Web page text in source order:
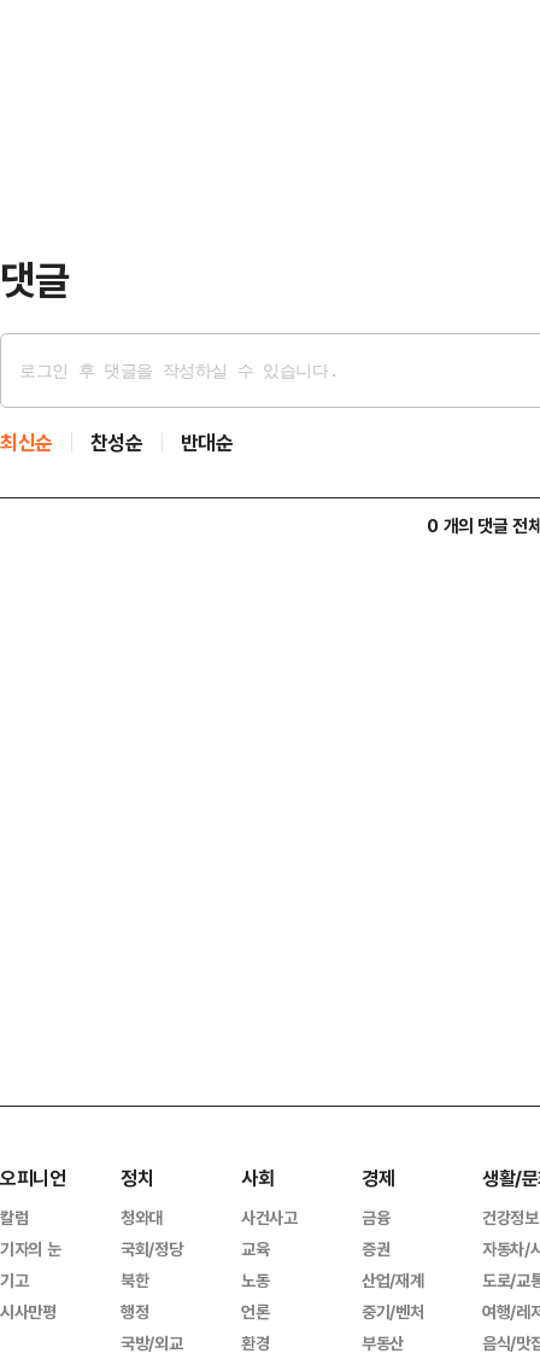
댓글
최신순 찬성순 반대순
0 개의 댓글 전
오피니언
칼럼
기자의 눈
기고
시사만평
정치
청와대
국회/정당
북한
행정
국방/외교
사회
사건사고
교육
노동
언론
환경
경제
금융
증권
산업/재계
중기/벤처
부동산
생활/
건강정보
자동차/
도로/교
여행/레
음식/맛